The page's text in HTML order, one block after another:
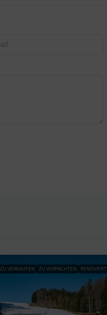
ZU VERKAUFEN ZU VERPACHTEN RENOVIERT